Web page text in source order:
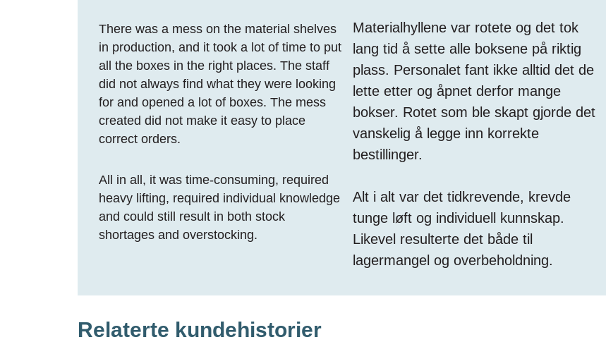
There was a mess on the material shelves
in production, and it took a lot of time to put
all the boxes in the right places. The staff
did not always find what they were looking
for and opened a lot of boxes. The mess
created did not make it easy to place
correct orders.
All in all, it was time-consuming, required
heavy lifting, required individual knowledge
and could still result in both stock
shortages and overstocking.
Materialhyllene var rotete og det tok
lang tid å sette alle boksene på riktig
plass. Personalet fant ikke alltid det de
lette etter og åpnet derfor mange
bokser. Rotet som ble skapt gjorde det
vanskelig å legge inn korrekte
bestillinger.
Alt i alt var det tidkrevende, krevde
tunge løft og individuell kunnskap.
Likevel resulterte det både til
lagermangel og overbeholdning.
Relaterte kundehistorier